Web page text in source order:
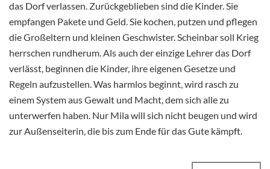
das Dorf verlassen. Zurückgeblieben sind die Kinder. Sie
empfangen Pakete und Geld. Sie kochen, putzen und pflegen
die Großeltern und kleinen Geschwister. Scheinbar soll Krieg
herrschen rundherum. Als auch der einzige Lehrer das Dorf
verlässt, beginnen die Kinder, ihre eigenen Gesetze und
Regeln aufzustellen. Was harmlos beginnt, wird rasch zu
einem System aus Gewalt und Macht, dem sich alle zu
unterwerfen haben. Nur Mila will sich nicht beugen und wird
zur Außenseiterin, die bis zum Ende für das Gute kämpft.